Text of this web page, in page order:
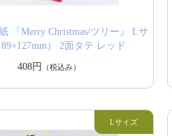
『Merry Christmas/ツリー』 Lサ
） 2面タテ レッド
408円
（税込み）